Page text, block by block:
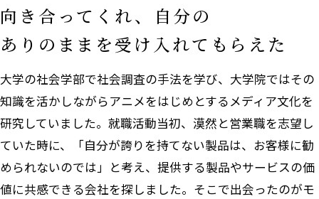
向き合ってくれ、自分の
ありのままを受け入れてもらえた
大学の社会学部で社会調査の手法を学び、大学院ではその
知識を活かしながらアニメをはじめとするメディア文化を
研究していました。就職活動当初、漠然と営業職を志望し
ていた時に、「自分が誇りを持てない製品は、お客様に勧
められないのでは」と考え、提供する製品やサービスの価
値に共感できる会社を探しました。そこで出会ったのがモ